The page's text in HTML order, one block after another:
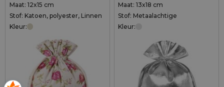
Maat: 12x15 cm
Stof: Katoen, polyester, Linnen
Kleur:
Maat: 13x18 cm
Stof: Metaalachtige
Kleur: